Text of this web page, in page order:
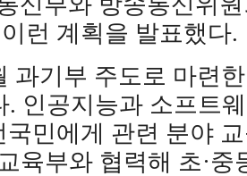
런 계획을 발표했다.
과기부 주도로 마련
. 인공지능과 소프트
국민에게 관련 분야
육부와 협력해 초·중